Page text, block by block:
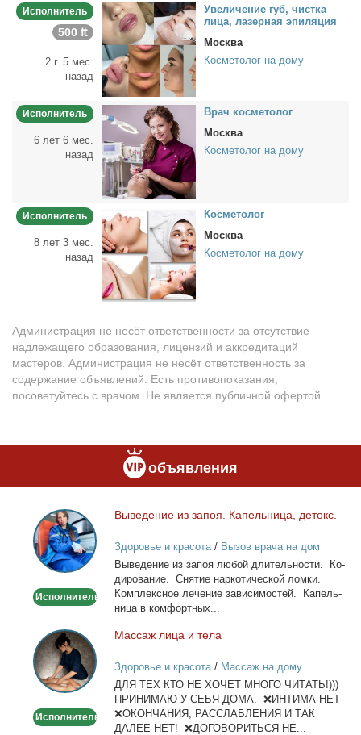
Исполнитель
500 ₶
2 г. 5 мес.
назад
Уве­ли­че­ние губ, чист­ка
ли­ца, ла­зер­ная эпи­ля­ция
Москва
Косметолог на дому
Исполнитель
6 лет 6 мес.
назад
Врач кос­ме­то­лог
Москва
Косметолог на дому
Исполнитель
8 лет 3 мес.
назад
Кос­ме­то­лог
Москва
Косметолог на дому
Администрация не несёт ответственности за отсутствие
надлежащего образования, лицензий и аккредитаций
мастеров. Администрация не несёт ответственность за
содержание объявлений. Есть противопоказания,
посоветуйтесь с врачом. Не является публичной офертой.
объявления
Выведение
из
запоя.
Капельница,
Исполнитель
Вы­ве­де­ние из за­поя. Ка­пель­ни­ца, де­токс.
Здоровье и красота/ Вызов врача на дом
Вы­ве­де­ние из за­поя лю­бой дли­тель­но­сти. Ко­
ди­ро­ва­ние. Сня­тие нар­ко­ти­че­ской лом­ки.
Ком­плекс­ное ле­че­ние за­ви­си­мо­стей. Ка­пель­
ни­ца в ком­форт­ных...
Массаж
лица
и
тела
Исполнитель
Мас­саж ли­ца и те­ла
Здоровье и красота/ Массаж на дому
ДЛЯ ТЕХ КТО НЕ ХОЧЕТ МНОГО ЧИТАТЬ!)))
ПРИНИМАЮ У СЕБЯ ДОМА. ❌ИНТИМА НЕТ
❌ОКОНЧАНИЯ, РАССЛАБЛЕНИЯ И ТАК
ДАЛЕЕ НЕТ! ❌ДОГОВОРИТЬСЯ НЕ...